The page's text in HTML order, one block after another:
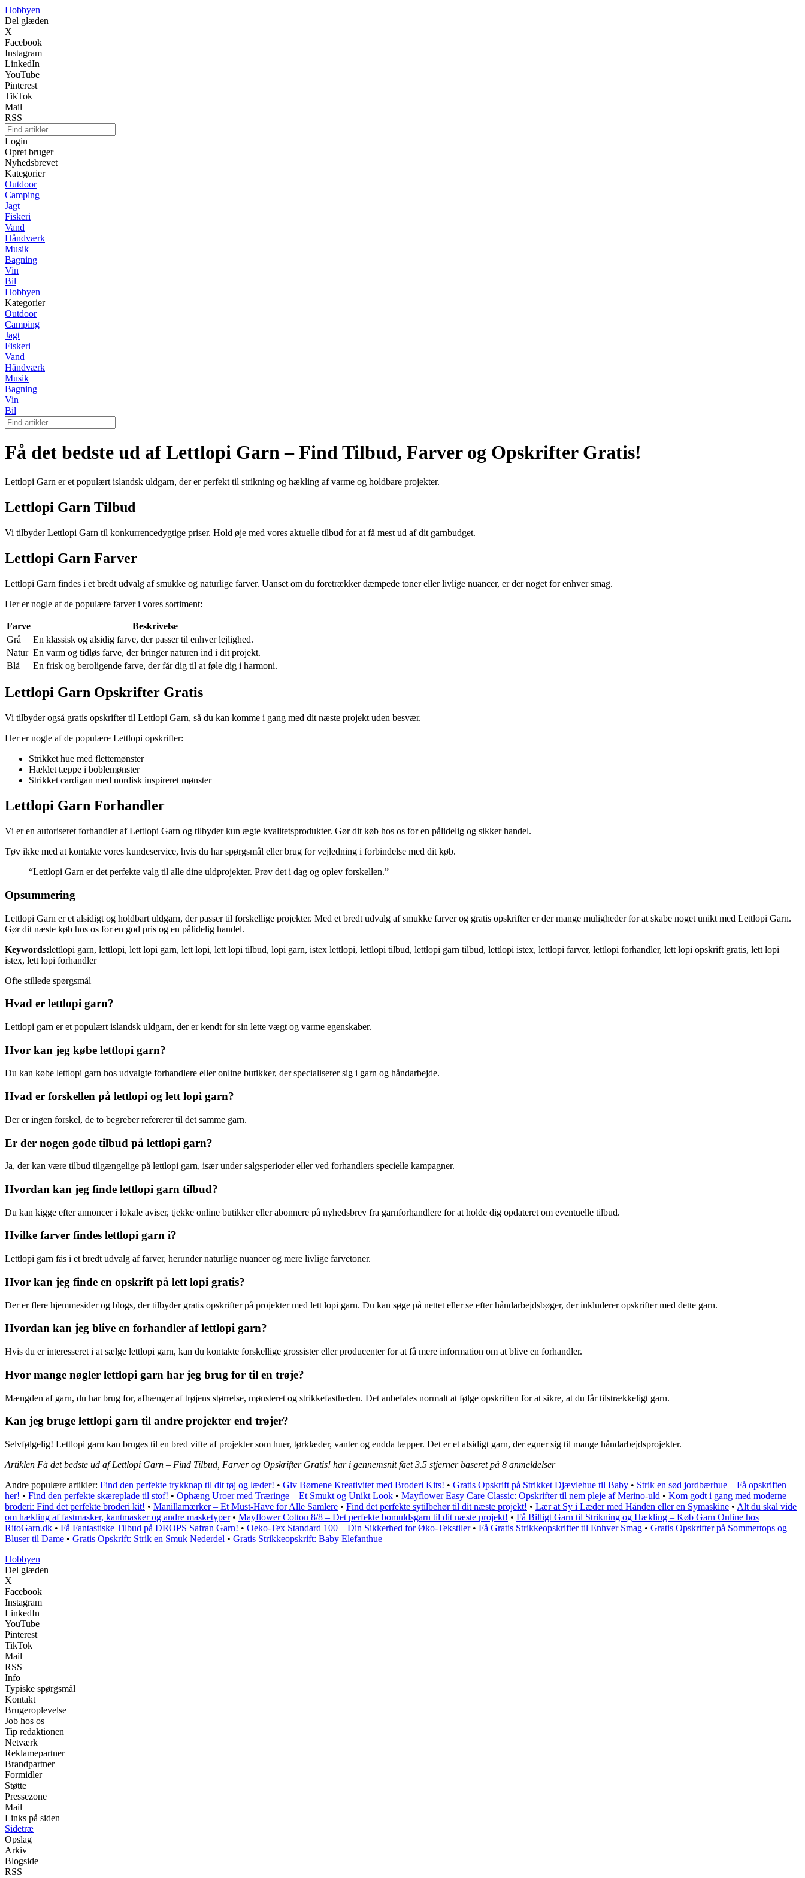
Hobbyen
Del glæden
X
Facebook
Instagram
LinkedIn
YouTube
Pinterest
TikTok
Mail
RSS
Login
Opret bruger
Nyhedsbrevet
Kategorier
Outdoor
Camping
Jagt
Fiskeri
Vand
Håndværk
Musik
Bagning
Vin
Bil
Hobbyen
Kategorier
Outdoor
Camping
Jagt
Fiskeri
Vand
Håndværk
Musik
Bagning
Vin
Bil
Få det bedste ud af Lettlopi Garn – Find Tilbud, Farver og Opskrifter Gratis!
Lettlopi Garn er et populært islandsk uldgarn, der er perfekt til strikning og hækling af varme og holdbare projekter.
Lettlopi Garn Tilbud
Vi tilbyder Lettlopi Garn til konkurrencedygtige priser. Hold øje med vores aktuelle tilbud for at få mest ud af dit garnbudget.
Lettlopi Garn Farver
Lettlopi Garn findes i et bredt udvalg af smukke og naturlige farver. Uanset om du foretrækker dæmpede toner eller livlige nuancer, er der noget for enhver smag.
Her er nogle af de populære farver i vores sortiment:
Farve
Beskrivelse
Grå
En klassisk og alsidig farve, der passer til enhver lejlighed.
Natur En varm og tidløs farve, der bringer naturen ind i dit projekt.
Blå
En frisk og beroligende farve, der får dig til at føle dig i harmoni.
Lettlopi Garn Opskrifter Gratis
Vi tilbyder også gratis opskrifter til Lettlopi Garn, så du kan komme i gang med dit næste projekt uden besvær.
Her er nogle af de populære Lettlopi opskrifter:
Strikket hue med flettemønster
Hæklet tæppe i boblemønster
Strikket cardigan med nordisk inspireret mønster
Lettlopi Garn Forhandler
Vi er en autoriseret forhandler af Lettlopi Garn og tilbyder kun ægte kvalitetsprodukter. Gør dit køb hos os for en pålidelig og sikker handel.
Tøv ikke med at kontakte vores kundeservice, hvis du har spørgsmål eller brug for vejledning i forbindelse med dit køb.
“Lettlopi Garn er det perfekte valg til alle dine uldprojekter. Prøv det i dag og oplev forskellen.”
Opsummering
Lettlopi Garn er et alsidigt og holdbart uldgarn, der passer til forskellige projekter. Med et bredt udvalg af smukke farver og gratis opskrifter er der mange muligheder for at skabe noget unikt med Lettlopi Garn.
Gør dit næste køb hos os for en god pris og en pålidelig handel.
Keywords:lettlopi garn, lettlopi, lett lopi garn, lett lopi, lett lopi tilbud, lopi garn, istex lettlopi, lettlopi tilbud, lettlopi garn tilbud, lettlopi istex, lettlopi farver, lettlopi forhandler, lett lopi opskrift gratis, lett lopi
istex, lett lopi forhandler
Ofte stillede spørgsmål
Hvad er lettlopi garn?
Lettlopi garn er et populært islandsk uldgarn, der er kendt for sin lette vægt og varme egenskaber.
Hvor kan jeg købe lettlopi garn?
Du kan købe lettlopi garn hos udvalgte forhandlere eller online butikker, der specialiserer sig i garn og håndarbejde.
Hvad er forskellen på lettlopi og lett lopi garn?
Der er ingen forskel, de to begreber refererer til det samme garn.
Er der nogen gode tilbud på lettlopi garn?
Ja, der kan være tilbud tilgængelige på lettlopi garn, især under salgsperioder eller ved forhandlers specielle kampagner.
Hvordan kan jeg finde lettlopi garn tilbud?
Du kan kigge efter annoncer i lokale aviser, tjekke online butikker eller abonnere på nyhedsbrev fra garnforhandlere for at holde dig opdateret om eventuelle tilbud.
Hvilke farver findes lettlopi garn i?
Lettlopi garn fås i et bredt udvalg af farver, herunder naturlige nuancer og mere livlige farvetoner.
Hvor kan jeg finde en opskrift på lett lopi gratis?
Der er flere hjemmesider og blogs, der tilbyder gratis opskrifter på projekter med lett lopi garn. Du kan søge på nettet eller se efter håndarbejdsbøger, der inkluderer opskrifter med dette garn.
Hvordan kan jeg blive en forhandler af lettlopi garn?
Hvis du er interesseret i at sælge lettlopi garn, kan du kontakte forskellige grossister eller producenter for at få mere information om at blive en forhandler.
Hvor mange nøgler lettlopi garn har jeg brug for til en trøje?
Mængden af garn, du har brug for, afhænger af trøjens størrelse, mønsteret og strikkefastheden. Det anbefales normalt at følge opskriften for at sikre, at du får tilstrækkeligt garn.
Kan jeg bruge lettlopi garn til andre projekter end trøjer?
Selvfølgelig! Lettlopi garn kan bruges til en bred vifte af projekter som huer, tørklæder, vanter og endda tæpper. Det er et alsidigt garn, der egner sig til mange håndarbejdsprojekter.
Artiklen Få det bedste ud af Lettlopi Garn – Find Tilbud, Farver og Opskrifter Gratis! har i gennemsnit fået3.5 stjerner baseret på 8 anmeldelser
Andre populære artikler: Find den perfekte trykknap til dit tøj og læder! • Giv Børnene Kreativitet med Broderi Kits! • Gratis Opskrift på Strikket Djævlehue til Baby • Strik en sød jordbærhue – Få opskriften
her! • Find den perfekte skæreplade til stof! • Ophæng Uroer med Træringe – Et Smukt og Unikt Look • Mayflower Easy Care Classic: Opskrifter til nem pleje af Merino-uld • Kom godt i gang med moderne
broderi: Find det perfekte broderi kit! • Manillamærker – Et Must-Have for Alle Samlere • Find det perfekte sytilbehør til dit næste projekt! • Lær at Sy i Læder med Hånden eller en Symaskine • Alt du skal vide
om hækling af fastmasker, kantmasker og andre masketyper• Mayflower Cotton 8/8 – Det perfekte bomuldsgarn til dit næste projekt! • Få Billigt Garn til Strikning og Hækling – Køb Garn Online hos
RitoGarn.dk • Få Fantastiske Tilbud på DROPS Safran Garn! • Oeko-Tex Standard 100 – Din Sikkerhed for Øko-Tekstiler• Få Gratis Strikkeopskrifter til Enhver Smag • Gratis Opskrifter på Sommertops og
Bluser til Dame • Gratis Opskrift: Strik en Smuk Nederdel • Gratis Strikkeopskrift: Baby Elefanthue
Hobbyen
Del glæden
X
Facebook
Instagram
LinkedIn
YouTube
Pinterest
TikTok
Mail
RSS
Info
Typiske spørgsmål
Kontakt
Brugeroplevelse
Job hos os
Tip redaktionen
Netværk
Reklamepartner
Brandpartner
Formidler
Støtte
Pressezone
Mail
Links på siden
Sidetræ
Opslag
Arkiv
Blogside
RSS